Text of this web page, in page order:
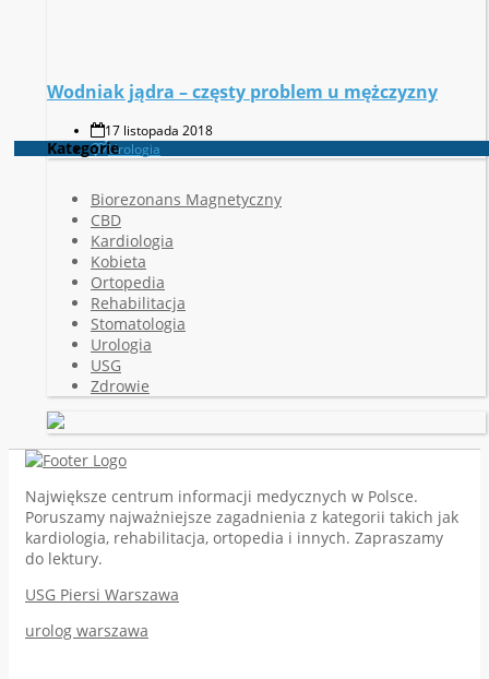
Wodniak jądra – częsty problem u mężczyzny
17 listopada 2018
Urologia
Kategorie
Biorezonans Magnetyczny
CBD
Kardiologia
Kobieta
Ortopedia
Rehabilitacja
Stomatologia
Urologia
USG
Zdrowie
Największe centrum informacji medycznych w Polsce.
Poruszamy najważniejsze zagadnienia z kategorii takich jak
kardiologia, rehabilitacja, ortopedia i innych. Zapraszamy
do lektury.
USG Piersi Warszawa
urolog warszawa